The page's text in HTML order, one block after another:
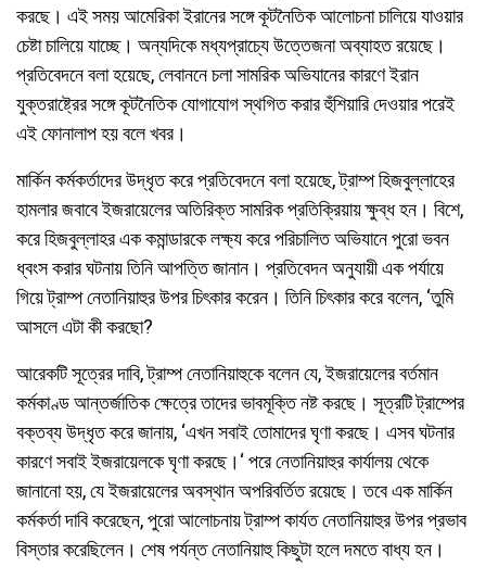
করছে। এই সময় আমেরিকা ইরানের সঙ্গে কূটনৈতিক আলোচনা চালিয়ে যাওয়ার
চেষ্টা চালিয়ে যাচ্ছে। অন্যদিকে মধ্যপ্রাচ্যে উত্তেজনা অব্যাহত রয়েছে।
প্রতিবেদনে বলা হয়েছে, লেবাননে চলা সামরিক অভিযানের কারণে ইরান
যুক্তরাষ্ট্রের সঙ্গে কূটনৈতিক যোগাযোগ স্থগিত করার হুঁশিয়ারি দেওয়ার পরেই
এই ফোনালাপ হয় বলে খবর।
মার্কিন কর্মকর্তাদের উদ্ধৃত করে প্রতিবেদনে বলা হয়েছে, ট্রাম্প হিজবুল্লাহের
হামলার জবাবে ইজরায়েলের অতিরিক্ত সামরিক প্রতিক্রিয়ায় ক্ষুব্ধ হন। বিশে,
করে হিজবুল্লাহর এক কমান্ডারকে লক্ষ্য করে পরিচালিত অভিযানে পুরো ভবন
ধ্বংস করার ঘটনায় তিনি আপত্তি জানান। প্রতিবেদন অনুযায়ী এক পর্যায়ে
গিয়ে ট্রাম্প নেতানিয়াহুর উপর চিৎকার করেন। তিনি চিৎকার করে বলেন, ‘তুমি
আসলে এটা কী করছো?
আরেকটি সূত্রের দাবি, ট্রাম্প নেতানিয়াহুকে বলেন যে, ইজরায়েলের বর্তমান
কর্মকাণ্ড আন্তর্জাতিক ক্ষেত্রে তাদের ভাবমূক্তি নষ্ট করছে। সূত্রটি ট্রাম্পের
বক্তব্য উদ্ধৃত করে জানায়, ‘এখন সবাই তোমাদের ঘৃণা করছে। এসব ঘটনার
কারণে সবাই ইজরায়েলকে ঘৃণা করছে।‘ পরে নেতানিয়াহুর কার্যালয় থেকে
জানানো হয়, যে ইজরায়েলের অবস্থান অপরিবর্তিত রয়েছে। তবে এক মার্কিন
কর্মকর্তা দাবি করেছেন, পুরো আলোচনায় ট্রাম্প কার্যত নেতানিয়াহুর উপর প্রভাব
বিস্তার করেছিলেন। শেষ পর্যন্ত নেতানিয়াহু কিছুটা হলে দমতে বাধ্য হন।